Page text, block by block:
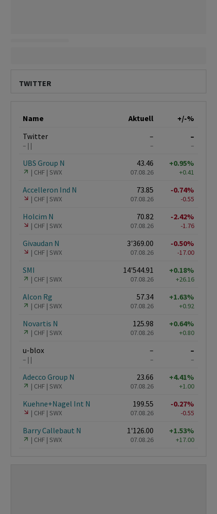
TWITTER
Name Aktuell
+/-%
Twitter
–
–
–
–
–
UBS Group N
CHF SWX
43.46
07.08.26
+0.95%
+0.41
Accelleron Ind N
CHF SWX
73.85
07.08.26
-0.74%
-0.55
Holcim N
CHF SWX
70.82
07.08.26
-2.42%
-1.76
Givaudan N
CHF SWX
3'369.00
07.08.26
-0.50%
-17.00
SMI
CHF SWX
14'544.91
07.08.26
+0.18%
+26.16
Alcon Rg
CHF SWX
57.34
07.08.26
+1.63%
+0.92
Novartis N
CHF SWX
125.98
07.08.26
+0.64%
+0.80
u-blox
–
–
–
–
–
Adecco Group N
CHF SWX
23.66
07.08.26
+4.41%
+1.00
Kuehne+Nagel Int N
CHF SWX
199.55
07.08.26
-0.27%
-0.55
Barry Callebaut N
CHF SWX
1'126.00
07.08.26
+1.53%
+17.00